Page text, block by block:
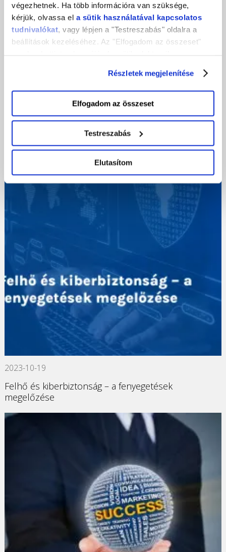
végezhetnek. Ha több információra van szüksége,
kérjük, olvassa el a sütik használatával kapcsolatos
tudnivalókat , vagy lépjen a "Testreszabás" oldalra a
beállítások kezeléséhez. Az "Elfogadom az összeset"
nyomva csak a szükséges sütik tárolását fogadja el.
Részletek megjelenítése
Elfogadom az összeset
Testreszabás
Elutasítom
Biztonsági mentés okosan
2023-10-19
Felhő és kiberbiztonság – a fenyegetések
megelőzése